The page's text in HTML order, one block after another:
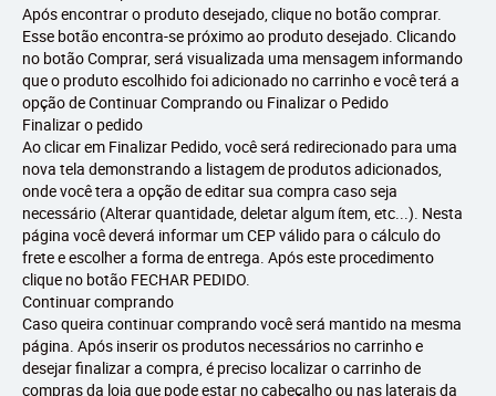
Após encontrar o produto desejado, clique no botão comprar.
Esse botão encontra-se próximo ao produto desejado. Clicando
no botão Comprar, será visualizada uma mensagem informando
que o produto escolhido foi adicionado no carrinho e você terá a
opção de Continuar Comprando ou Finalizar o Pedido
Finalizar o pedido
Ao clicar em Finalizar Pedido, você será redirecionado para uma
nova tela demonstrando a listagem de produtos adicionados,
onde você tera a opção de editar sua compra caso seja
necessário (Alterar quantidade, deletar algum ítem, etc...). Nesta
página você deverá informar um CEP válido para o cálculo do
frete e escolher a forma de entrega. Após este procedimento
clique no botão FECHAR PEDIDO.
Continuar comprando
Caso queira continuar comprando você será mantido na mesma
página. Após inserir os produtos necessários no carrinho e
desejar finalizar a compra, é preciso localizar o carrinho de
compras da loja que pode estar no cabeçalho ou nas laterais da